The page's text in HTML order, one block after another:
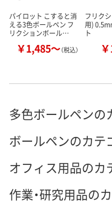
パイロット こすると消
える3色ボールペン フ
リクションボール…
￥1,485～（税込）
フリク
用)
ト
多色ボールペンの
ボールペンのカテ
オフィス用品のカ
作業・研究用品の